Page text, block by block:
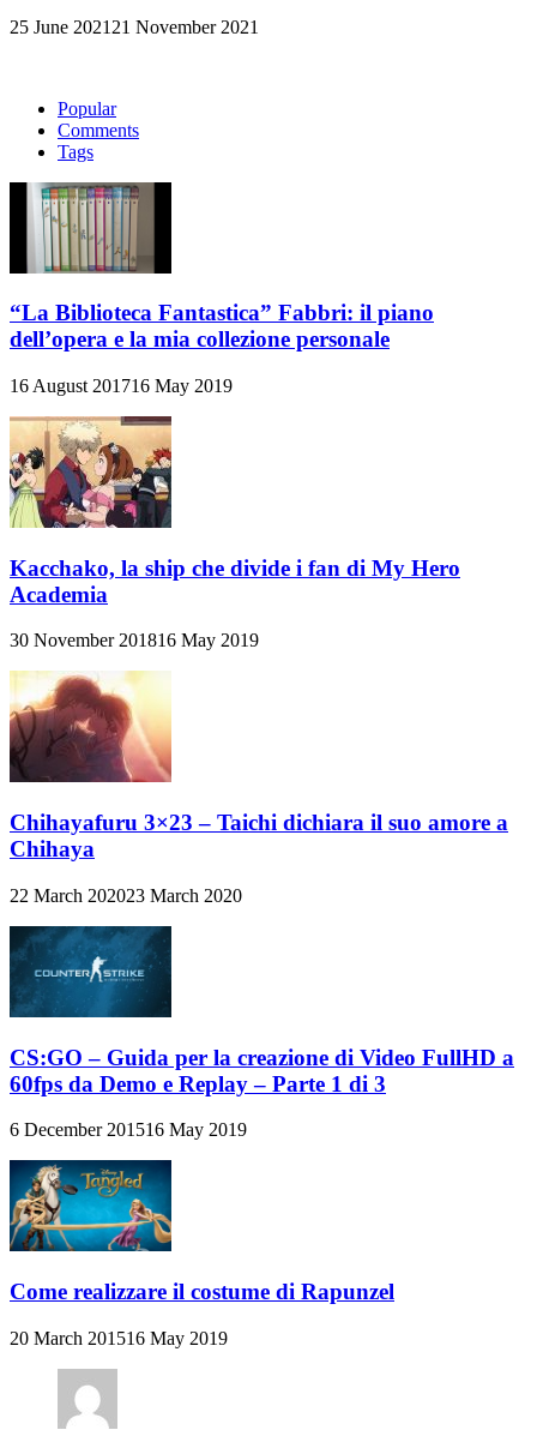
25 June 2021 21 November 2021
Popular
Comments
Tags
“La Biblioteca Fantastica” Fabbri: il piano
dell’opera e la mia collezione personale
16 August 201716 May 2019
Kacchako, la ship che divide i fan di My Hero
Academia
30 November 201816 May 2019
Chihayafuru 3×23 – Taichi dichiara il suo amore a
Chihaya
22 March 202023 March 2020
CS:GO – Guida per la creazione di Video FullHD a
60fps da Demo e Replay – Parte 1 di 3
6 December 201516 May 2019
Come realizzare il costume di Rapunzel
20 March 201516 May 2019